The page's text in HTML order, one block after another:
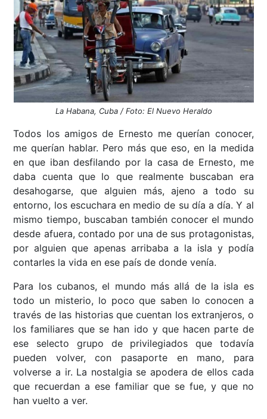
La Habana, Cuba / Foto: El Nuevo Heraldo
Todos los amigos de Ernesto me querían conocer,
me querían hablar. Pero más que eso, en la medida
en que iban desfilando por la casa de Ernesto, me
daba cuenta que lo que realmente buscaban era
desahogarse, que alguien más, ajeno a todo su
entorno, los escuchara en medio de su día a día. Y al
mismo tiempo, buscaban también conocer el mundo
desde afuera, contado por una de sus protagonistas,
por alguien que apenas arribaba a la isla y podía
contarles la vida en ese país de donde venía.
Para los cubanos, el mundo más allá de la isla es
todo un misterio, lo poco que saben lo conocen a
través de las historias que cuentan los extranjeros, o
los familiares que se han ido y que hacen parte de
ese selecto grupo de privilegiados que todavía
pueden volver, con pasaporte en mano, para
volverse a ir. La nostalgia se apodera de ellos cada
que recuerdan a ese familiar que se fue, y que no
han vuelto a ver.